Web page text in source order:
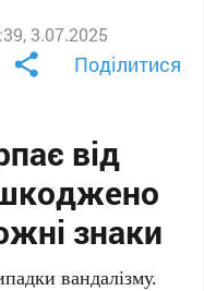
3.07.2025
Поділитися
від
знаки
вандалізму.